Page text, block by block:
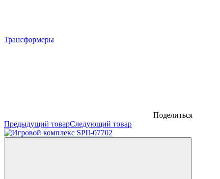
Трансформеры
Поделиться
Предыдущий товарСледующий товар